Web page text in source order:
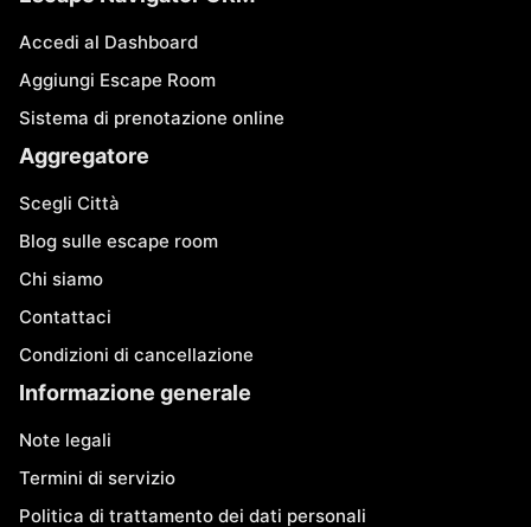
Accedi al Dashboard
Aggiungi Escape Room
Sistema di prenotazione online
Aggregatore
Scegli Città
Blog sulle escape room
Chi siamo
Contattaci
Condizioni di cancellazione
Informazione generale
Note legali
Termini di servizio
Politica di trattamento dei dati personali